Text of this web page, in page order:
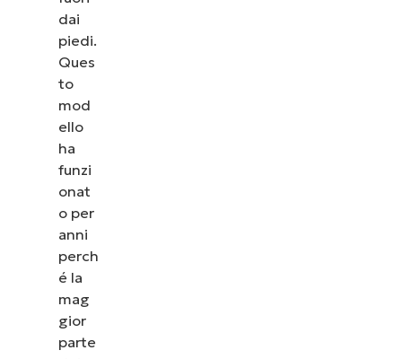
dai
piedi.
Ques
to
mod
ello
ha
funzi
onat
o per
anni
perch
é la
mag
gior
parte